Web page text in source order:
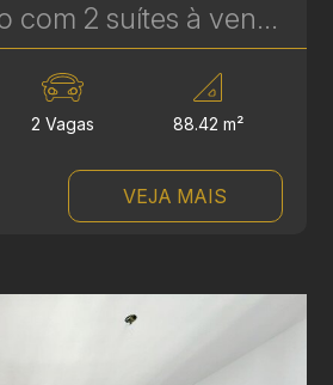
Apartamento com 2 suítes à venda no Água Verde - 88,42 m² - Le Sense | Ref. 1776
2 Vagas 88.42 m²
VEJA MAIS